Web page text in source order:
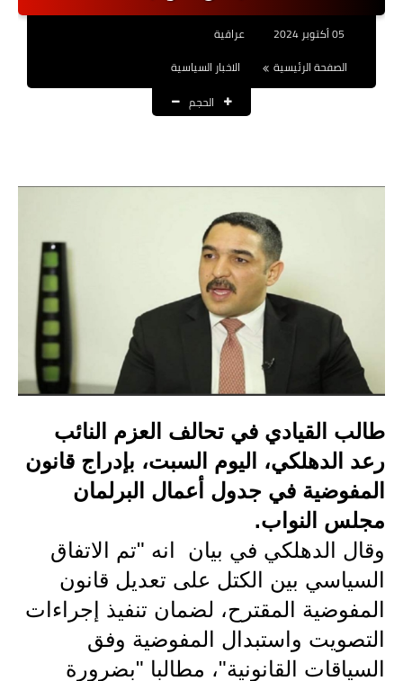
نتائج التعيينات
العقود والاجور اليومية
الرواتب والقروض
القروض والسلف
اخبار العراق
الاخبار السياسية
الاخبار الامنية
الاخبار الاقتصادية
الاخبار الرياضية
اخبار وقرارات وزارة التربية
نتائج الامتحانات
المرحلة الابتدائية
عراقية
الصفحة الرئيسية
الاخبار السياسية
الحجم
طالب القيادي في تحالف العزم النائب
رعد الدهلكي، اليوم السبت، بإدراج قانون
المفوضية في جدول أعمال البرلمان
مجلس النواب.
وقال الدهلكي في بيان انه "تم الاتفاق
السياسي بين الكتل على تعديل قانون
المفوضية المقترح، لضمان تنفيذ إجراءات
التصويت واستبدال المفوضية وفق
السياقات القانونية"، مطالبا "بضرورة